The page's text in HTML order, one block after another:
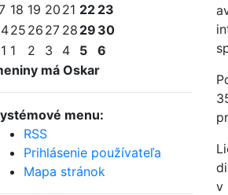
18 19 20 21 22 23
25 26 27 28 29 30
1 2 3 4 5
6
má Oskar
menu:
RSS
Prihlásenie používateľa
Mapa stránok
v